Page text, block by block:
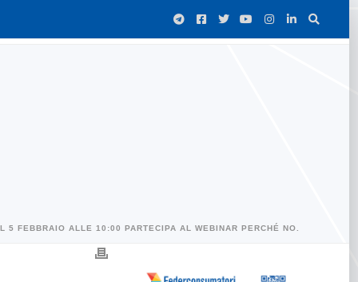
5 FEBBRAIO ALLE 10:00 PARTECIPA AL WEBINAR PERCHÉ NO.